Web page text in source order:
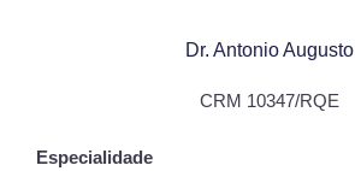
Dr. Antonio Augusto
CRM 10347/RQE
Especialidade